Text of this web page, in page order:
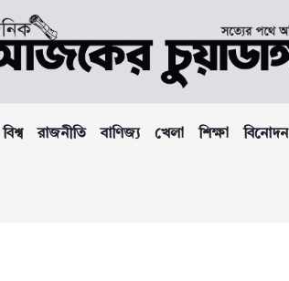
বিশ্ব রাজনীতি বাণিজ্য খেলা শিক্ষা বিনোদন